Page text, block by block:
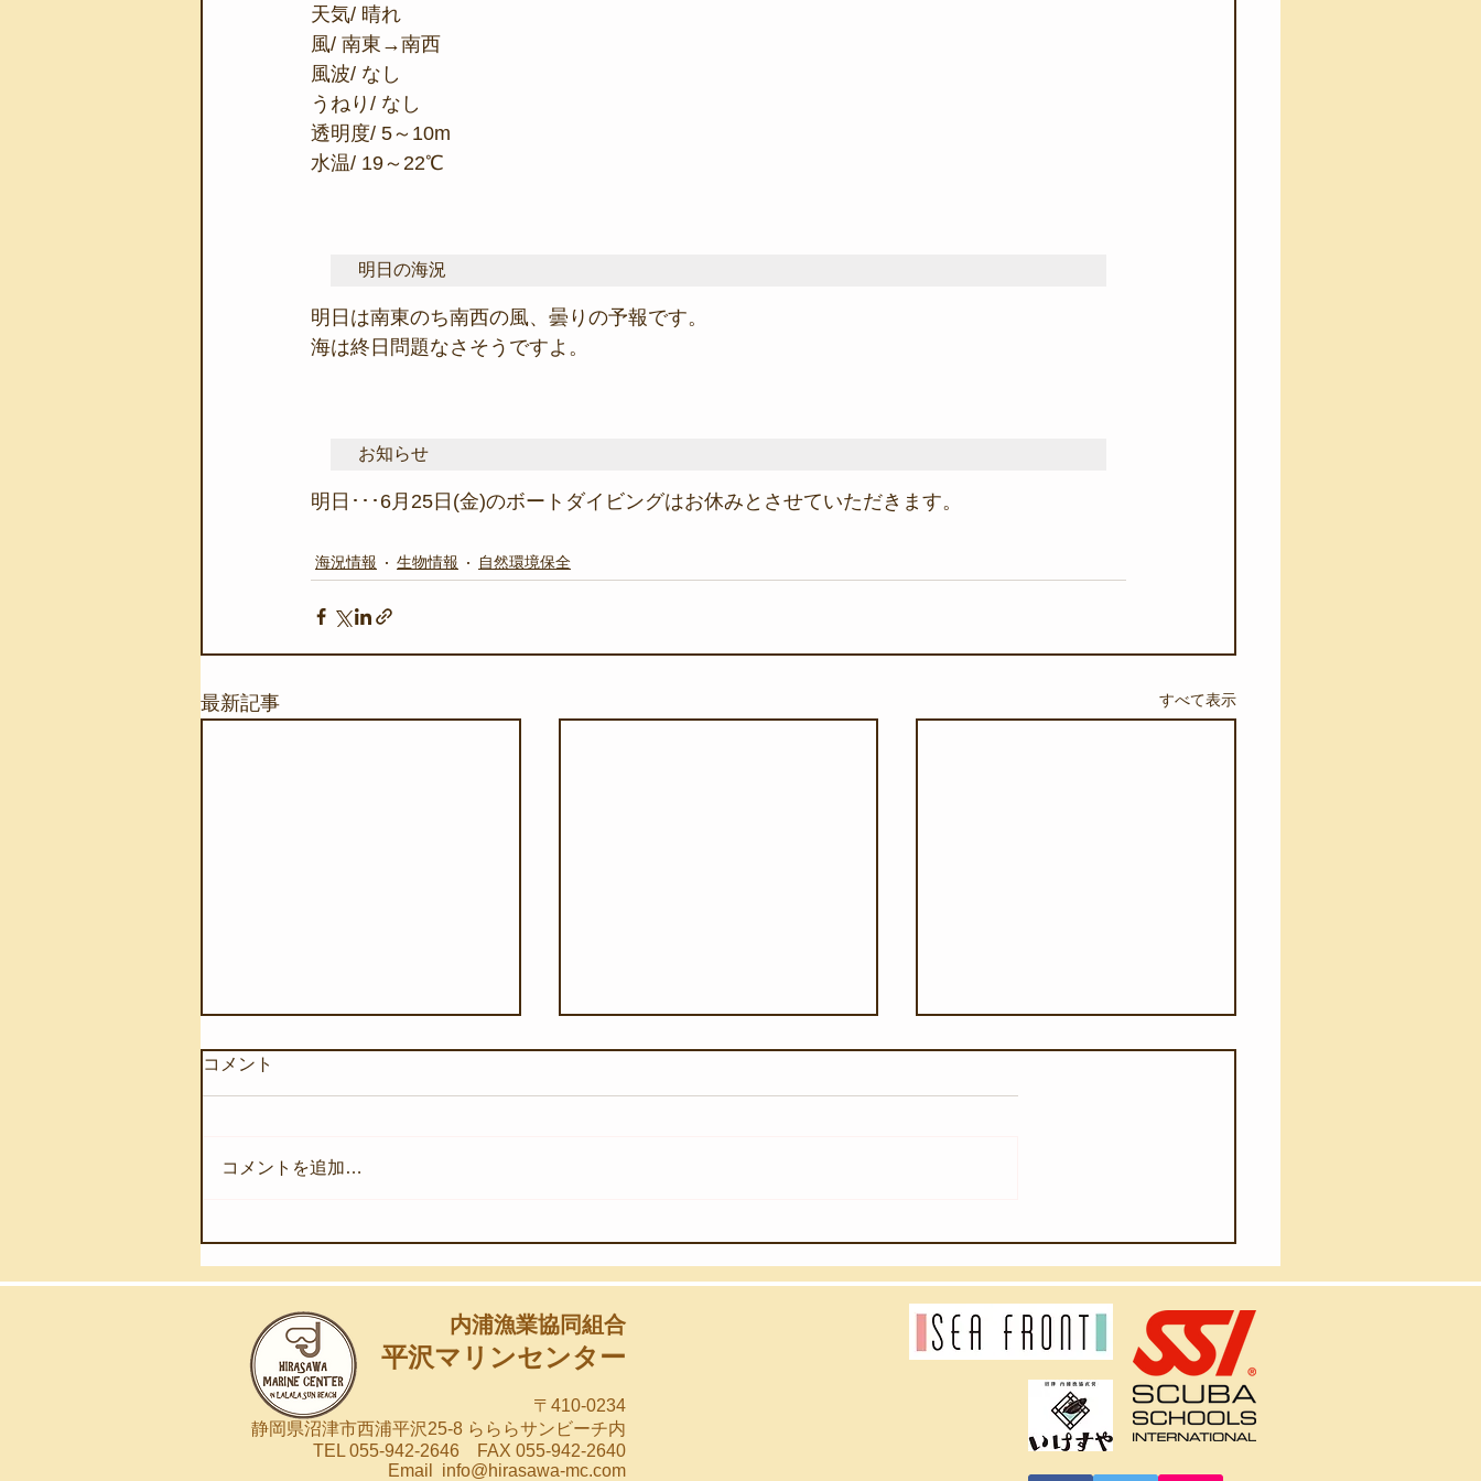
天気/ 晴れ
風/ 南東→南西
風波/ なし
うねり/ なし
透明度/ 5～10m
水温/ 19～22℃
明日の海況
明日は南東のち南西の風、曇りの予報です。
海は終日問題なさそうですよ。
お知らせ
明日･･･6月25日(金)のボートダイビングはお休みとさせていただきます。
海況情報 生物情報 自然環境保全
最新記事 すべて表示
コメント
コメントを追加…
内浦漁業協同組合
平沢マリンセンター
〒410-0234
静岡県沼津市西浦平沢25-8 らららサンビーチ内
TEL 055-942-2646 FAX 055-942-2640
Email info@hirasawa-mc.com